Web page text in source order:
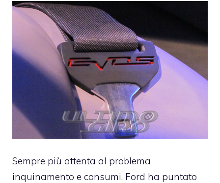
Sempre più attenta al problema
inquinamento e consumi, Ford ha puntato